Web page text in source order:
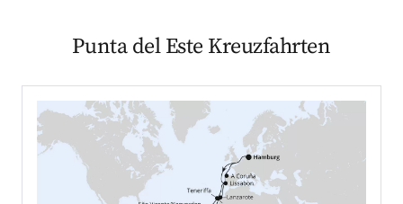
Punta del Este Kreuzfahrten